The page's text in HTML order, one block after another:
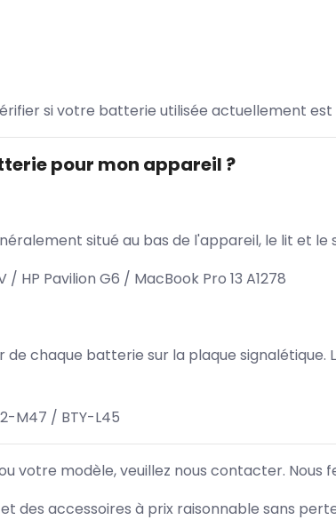
si votre batterie utilisée actuellement
pour mon appareil ?
situé au bas de l'appareil, le lit et
HP Pavilion G6 / MacBook Pro 13 A1278
chaque batterie sur la plaque signalétique.
M47 / BTY-L45
votre modèle, veuillez nous contacter. Nous
des accessoires à prix raisonnable sans